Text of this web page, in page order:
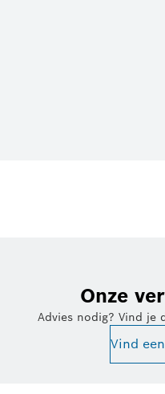
Onze
Advies nodig? Vind je
Vind